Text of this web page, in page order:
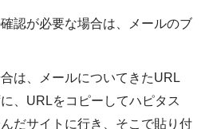
認が必要な場合は、メールのブ
は、メールについてきたURL
、URLをコピーしてハピタス
だサイトに行き、そこで貼り付